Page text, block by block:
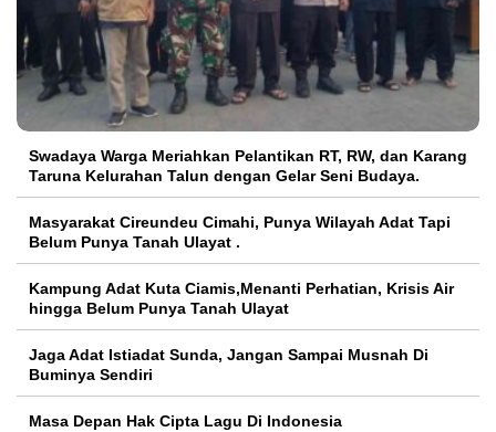
Swadaya Warga Meriahkan Pelantikan RT, RW, dan Karang
Taruna Kelurahan Talun dengan Gelar Seni Budaya.
Masyarakat Cireundeu Cimahi, Punya Wilayah Adat Tapi
Belum Punya Tanah Ulayat .
Kampung Adat Kuta Ciamis,Menanti Perhatian, Krisis Air
hingga Belum Punya Tanah Ulayat
Jaga Adat Istiadat Sunda, Jangan Sampai Musnah Di
Buminya Sendiri
Masa Depan Hak Cipta Lagu Di Indonesia